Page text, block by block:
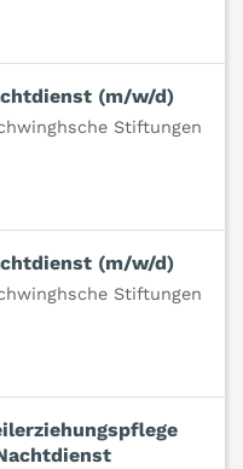
(m/w/d)
Stiftungen
(m/w/d)
Stiftungen